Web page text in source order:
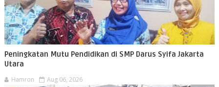
Peningkatan Mutu Pendidikan di SMP Darus Syifa Jakarta
Utara
Hamron Aug 06, 2026